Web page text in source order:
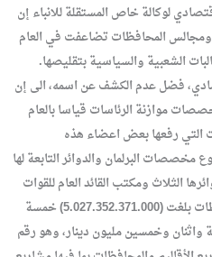
لوكالة خاص المستقلة للانباء إن
المحافظات تضاعفت في العام
فضل عدم الكشف عن اسمه، الى إن
موازنة الرئاسات قياسا بالعام
التي رفعها بعض اعضاء هذه
البرلمان والدوائر التابعة لها
الثلاث ومكتب القائد العام للقوات
المسلحة ومخصصات مجالس المحافظات بلغت (5.027.352.371.000) خمسة
واثنان وخمسين مليون دينار، وهو رقم